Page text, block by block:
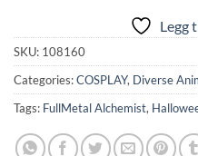
Legg
SKU: 108160
Categories:COSPLAY, Diverse
Tags: FullMetal Alchemist,